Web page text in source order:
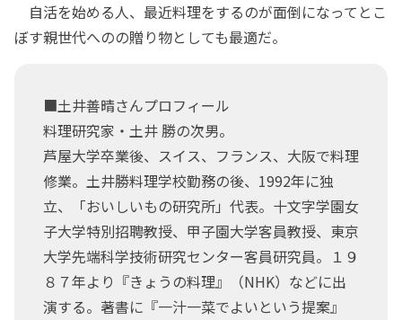
自活を始める人、最近料理をするのが面倒になってとこ
ぼす親世代へのの贈り物としても最適だ。
■土井善晴さんプロフィール
料理研究家・土井 勝の次男。
芦屋大学卒業後、スイス、フランス、大阪で料理
修業。土井勝料理学校勤務の後、1992年に独
立、「おいしいもの研究所」代表。十文字学園女
子大学特別招聘教授、甲子園大学客員教授、東京
大学先端科学技術研究センター客員研究員。１９
８７年より『きょうの料理』（NHK）などに出
演する。著書に『一汁一菜でよいという提案』